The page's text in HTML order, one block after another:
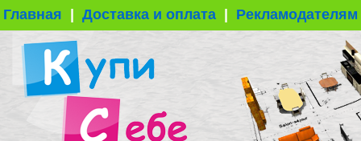
Главная Доставка и оплата Рекламодателям